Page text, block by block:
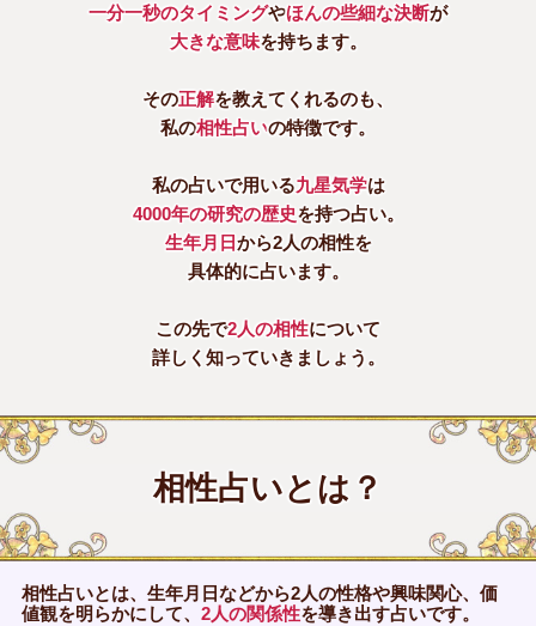
一分一秒のタイミングやほんの些細な決断が
大きな意味を持ちます。
その正解を教えてくれるのも、
私の相性占いの特徴です。
私の占いで用いる九星気学は
4000年の研究の歴史を持つ占い。
生年月日から2人の相性を
具体的に占います。
この先で2人の相性について
詳しく知っていきましょう。
相性占いとは？
相性占いとは、生年月日などから2人の性格や興味関心、価
値観を明らかにして、 2人の関係性を導き出す占いです。